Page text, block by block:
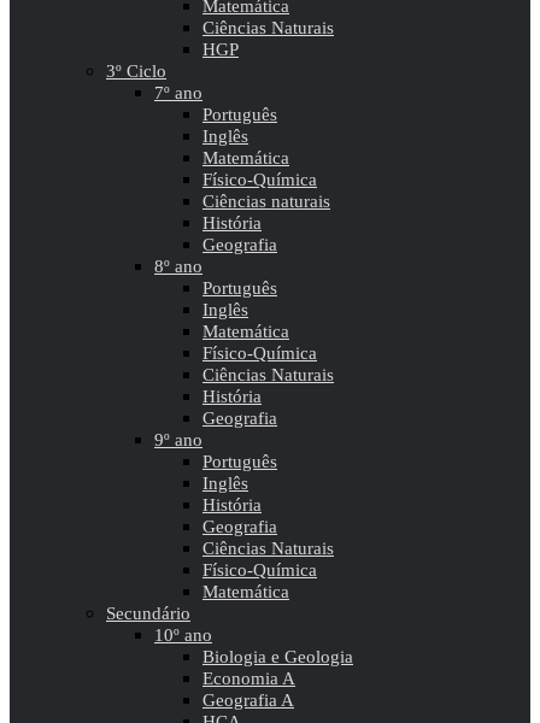
Matemática
Ciências Naturais
HGP
3º Ciclo
7º ano
Português
Inglês
Matemática
Físico-Química
Ciências naturais
História
Geografia
8º ano
Português
Inglês
Matemática
Físico-Química
Ciências Naturais
História
Geografia
9º ano
Português
Inglês
História
Geografia
Ciências Naturais
Físico-Química
Matemática
Secundário
10º ano
Biologia e Geologia
Economia A
Geografia A